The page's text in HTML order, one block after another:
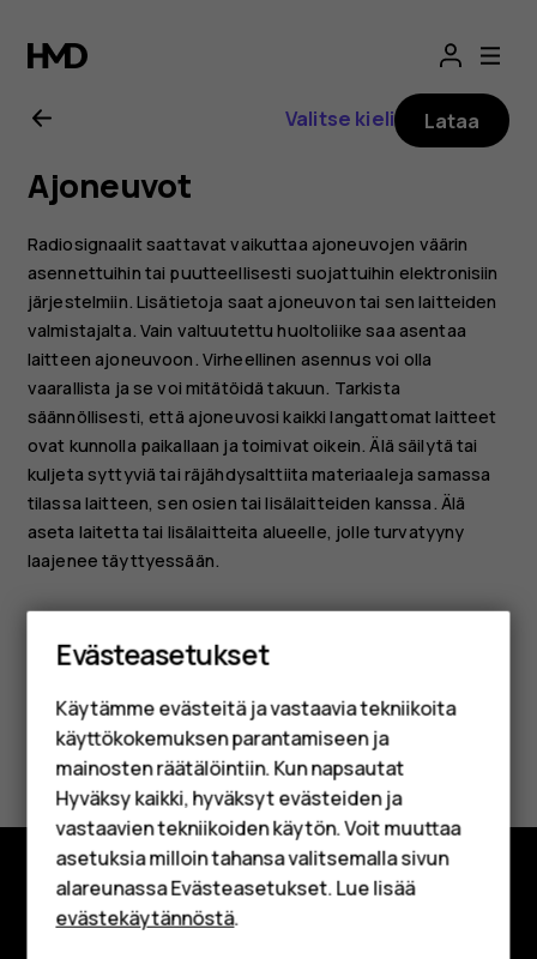
Nokia
2.1
käyttöopas
Älypuhelimet
Perinteiset puhelimet
Lisävarusteet
HMD Terra M
Yrityksille
Tabletit
Shop
Valitse kieli Lataa
Ajoneuvot
Radiosignaalit saattavat vaikuttaa ajoneuvojen väärin
asennettuihin tai puutteellisesti suojattuihin elektronisiin
järjestelmiin. Lisätietoja saat ajoneuvon tai sen laitteiden
valmistajalta. Vain valtuutettu huoltoliike saa asentaa
laitteen ajoneuvoon. Virheellinen asennus voi olla
vaarallista ja se voi mitätöidä takuun. Tarkista
säännöllisesti, että ajoneuvosi kaikki langattomat laitteet
ovat kunnolla paikallaan ja toimivat oikein. Älä säilytä tai
kuljeta syttyviä tai räjähdysalttiita materiaaleja samassa
tilassa laitteen, sen osien tai lisälaitteiden kanssa. Älä
aseta laitetta tai lisälaitteita alueelle, jolle turvatyyny
laajenee täyttyessään.
Oliko tästä apua?
Kyllä Ei
Tutustu
Evästeasetukset
Käytämme evästeitä ja vastaavia tekniikoita
käyttökokemuksen parantamiseen ja
mainosten räätälöintiin. Kun napsautat
Hyväksy kaikki, hyväksyt evästeiden ja
vastaavien tekniikoiden käytön. Voit muuttaa
asetuksia milloin tahansa valitsemalla sivun
alareunassa Evästeasetukset. Lue lisää
evästekäytännöstä.